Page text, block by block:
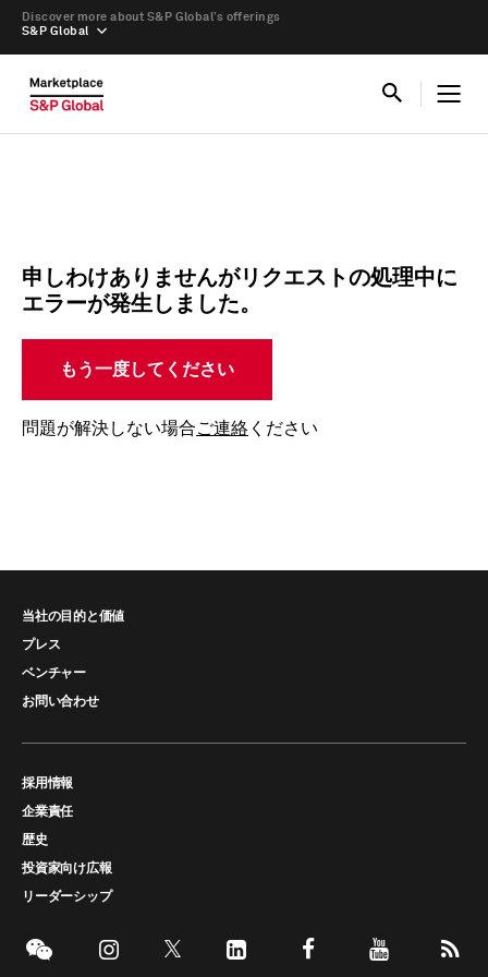
S&P Global
Discover more about S&P Global’s offerings
申しわけありませんがリクエストの処理中に
エラーが発生しました。
もう一度してください
問題が解決しない場合ご連絡 ください
当社の目的と価値
プレス
ベンチャー
お問い合わせ
採用情報
企業責任
歴史
投資家向け広報
リーダーシップ